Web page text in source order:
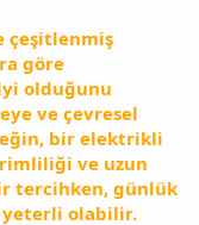
çeşitlenmiş
göre
olduğunu
ve çevresel
bir elektrikli
ve uzun
tercihken, günlük
yeterli olabilir.